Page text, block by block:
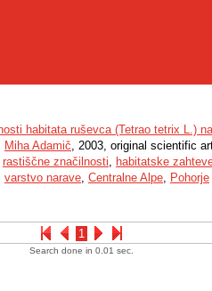
1
habitata ruševca (Tetrao tetrix L.)
Miha Adamič, 2003, original scientific
rastiščne značilnosti, habitatske
varstvo narave, Centralne Alpe, Pohorje
Search done in 0.01 sec.